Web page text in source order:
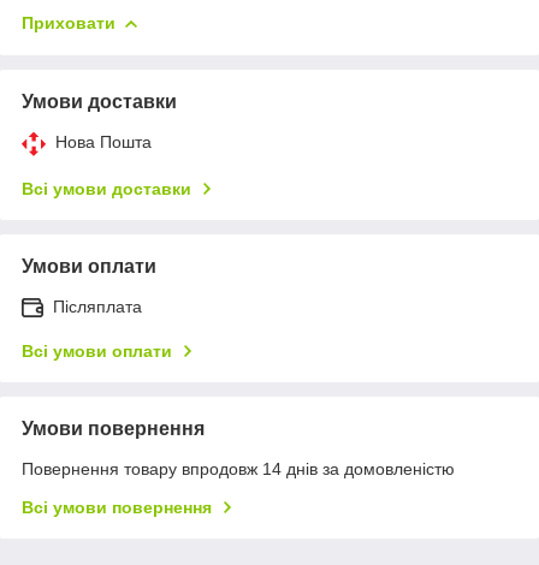
Приховати
Умови доставки
Нова Пошта
Всі умови доставки
Умови оплати
Післяплата
Всі умови оплати
Умови повернення
Повернення товару впродовж 14 днів за домовленістю
Всі умови повернення